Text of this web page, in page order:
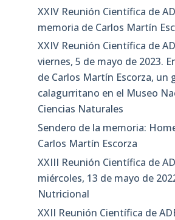
XXIV Reunión Científica de
memoria de Carlos Martín
XXIV Reunión Científica de
viernes, 5 de mayo de 2023.
de Carlos Martín Escorza, un
calagurritano en el Museo
Ciencias Naturales
Sendero de la memoria:
Carlos Martín Escorza
XXIII Reunión Científica de
miércoles, 13 de mayo de
Nutricional
XXII Reunión Científica de